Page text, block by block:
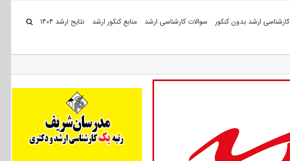
کارشناسی ارشد بدون کنکور سوالات کارشناسی ارشد منابع کنکور ارشد نتایج ارشد ۱۴۰۴